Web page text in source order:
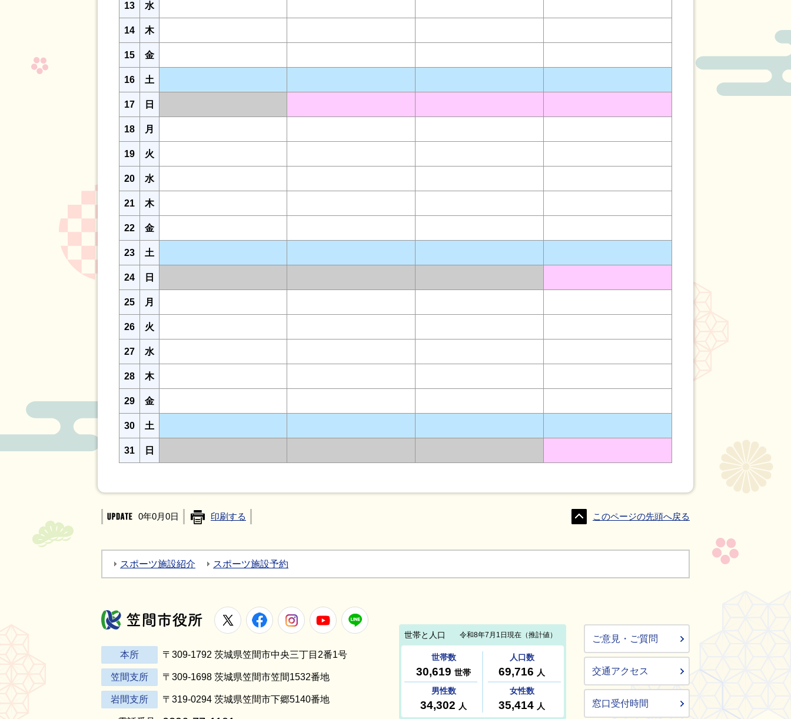
13 水
14 木
15 金
16 土
17 日
18 月
19 火
20 水
21 木
22 金
23 土
24 日
25 月
26 火
27 水
28 木
29 金
30 土
31 日
0年0月0日 印刷する このページの先頭へ戻る
スポーツ施設紹介 スポーツ施設予約
笠間市役所
X FacebookInstagramYoutube
本所 〒309-1792 茨城県笠間市中央三丁目2番1号
笠間支所 〒309-1698 茨城県笠間市笠間1532番地
岩間支所 〒319-0294 茨城県笠間市下郷5140番地
ご意見・ご質問
交通アクセス
窓口受付時間